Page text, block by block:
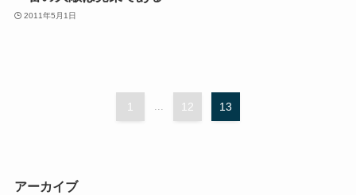
2011年5月1日
1 12 13
アーカイブ